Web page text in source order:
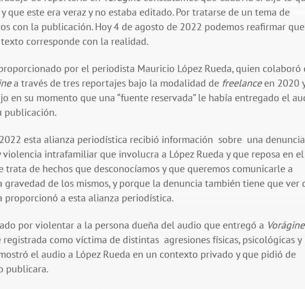
que este era veraz y no estaba editado. Por tratarse de un tema de
con la publicación. Hoy 4 de agosto de 2022 podemos reafirmar que
corresponde con la realidad.
por el periodista Mauricio López Rueda, quien colaboró
a través de tres reportajes bajo la modalidad de freelanceen 2020
en su momento que una “fuente reservada” le había entregado el
publicación.
esta alianza periodística recibió información sobre una denuncia
intrafamiliar que involucra a López Rueda y que reposa en el
trata de hechos que desconocíamos y que queremos comunicarle a
gravedad de los mismos, y porque la denuncia también tiene que ver
proporcionó a esta alianza periodística.
por violentar a la persona dueña del audio que entregó a Vorágine
registrada como víctima de distintas agresiones físicas, psicológicas y
el audio a López Rueda en un contexto privado y que pidió de
publicara.